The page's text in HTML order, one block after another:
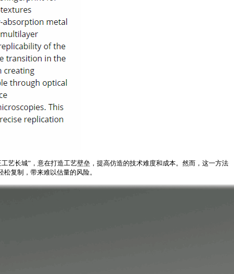
艺长城”，意在打造工艺壁垒，提高仿造的技术难度和成本。然而，这一方法
复制，带来难以估量的风险。